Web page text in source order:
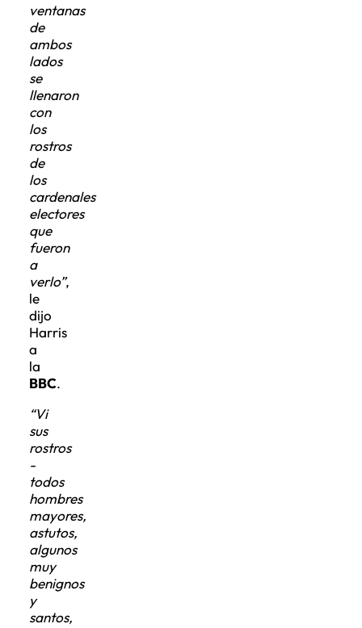
ventanas
de
ambos
lados
se
llenaron
con
los
rostros
de
los
cardenales
electores
que
fueron
a
verlo”,
le
dijo
Harris
a
la
BBC.
“Vi
sus
rostros
-
todos
hombres
mayores,
astutos,
algunos
muy
benignos
y
santos,